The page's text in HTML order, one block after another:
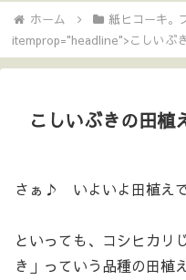
ホーム 紙ヒコーキ。
itemprop="headline">こしいぶ
こしいぶきの田植
さぁ♪ いよいよ田植え
といっても、コシヒカリ
き」っていう品種の田植